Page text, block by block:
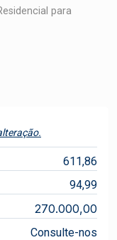
para
611,86
94,99
270.000,00
Consulte-nos